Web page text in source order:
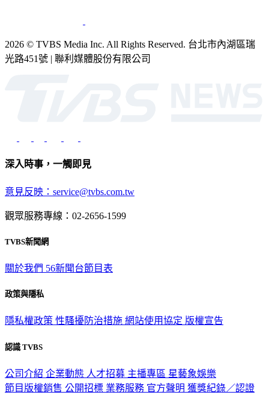
2026 © TVBS Media Inc. All Rights Reserved. 台北市內湖區瑞
光路451號 | 聯利媒體股份有限公司
深入時事，一觸即見
意見反映：service@tvbs.com.tw
觀眾服務專線：02-2656-1599
TVBS新聞網
關於我們 56新聞台節目表
政策與隱私
隱私權政策 性騷擾防治措施 網站使用協定 版權宣告
認識 TVBS
公司介紹 企業動態 人才招募 主播專區 星藝象娛樂
節目版權銷售 公開招標 業務服務 官方聲明 獲獎紀錄／認證